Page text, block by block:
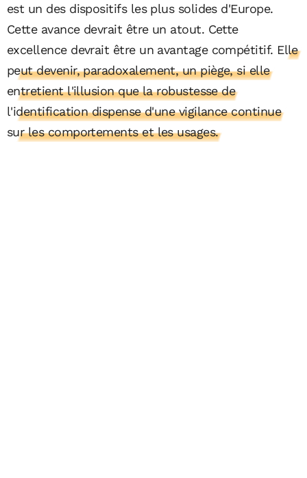
est un des dispositifs les plus solides d'Europe.
Cette avance devrait être un atout. Cette
excellence devrait être un avantage compétitif. Elle
peut devenir, paradoxalement, un piège, si elle
entretient l'illusion que la robustesse de
l'identification dispense d'une vigilance continue
sur les comportements et les usages.